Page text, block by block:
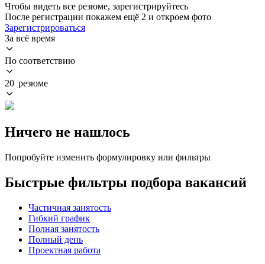
Чтобы видеть все резюме, зарегистрируйтесь
После регистрации покажем ещё 2 и откроем фото
Зарегистрироваться
За всё время
По соответствию
20 резюме
Ничего не нашлось
Попробуйте изменить формулировку или фильтры
Быстрые фильтры подбора вакансий
Частичная занятость
Гибкий график
Полная занятость
Полный день
Проектная работа